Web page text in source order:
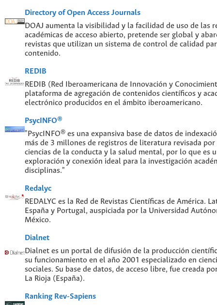
Directory of Open Access Journals
DOAJ aumenta la visibilidad y la facilidad de uso de las
académicas de acceso abierto, pretende ser global y
revistas que utilizan un sistema de control de calidad
contenido.
REDIB
REDIB (Red Iberoamericana de Innovación y
plataforma de agregación de contenidos científicos y
electrónico producidos en el ámbito iberoamericano.
PsycINFO®
"PsycINFO® es una expansiva base de datos de
más de 3 millones de registros de literatura revisada por
ciencias de la conducta y la salud mental, por lo que es
exploración y conexión ideal para la investigación
disciplinas."
Redalyc
REDALYC es la Red de Revistas Científicas de América.
España y Portugal, auspiciada por la Universidad
México.
Dialnet
Dialnet es un portal de difusión de la producción
su funcionamiento en el año 2001 especializado en
sociales. Su base de datos, de acceso libre, fue creada
La Rioja (España).
Ranking Rev-Sapiens